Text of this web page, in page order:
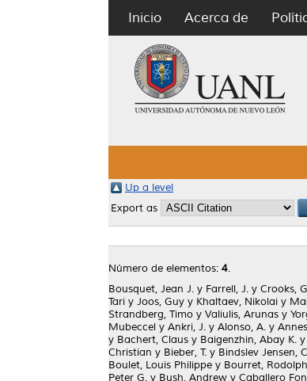
Inicio Acerca de
Up a level
Export as
Número de elementos: 4.
Bousquet, Jean J. y Farrell, J. y Crooks,
Tari y Joos, Guy y Khaltaev, Nikolai y
Strandberg, Timo y Valiulis, Arunas y
Mubeccel y Ankri, J. y Alonso, A. y
y Bachert, Claus y Baigenzhin, Abay K. y
Christian y Bieber, T. y Bindslev Jensen,
Boulet, Louis Philippe y Bourret,
Peter G. y Bush, Andrew y Caballero